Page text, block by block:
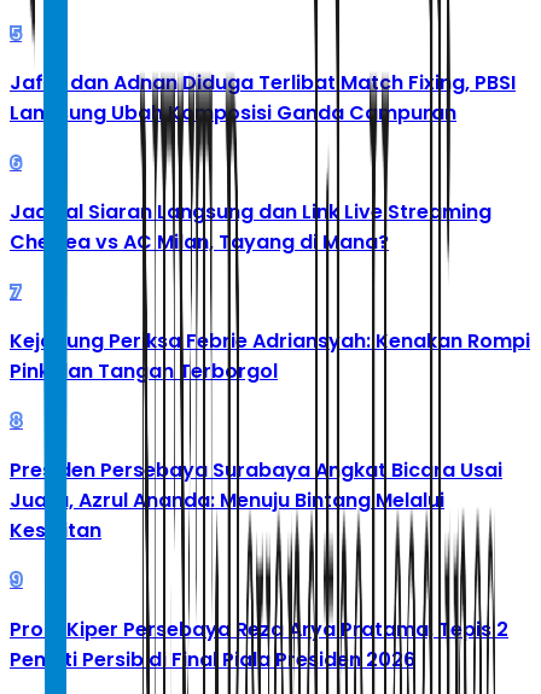
5
Jafar dan Adnan Diduga Terlibat Match Fixing, PBSI
Langsung Ubah Komposisi Ganda Campuran
6
Jadwal Siaran Langsung dan Link Live Streaming
Chelsea vs AC Milan, Tayang di Mana?
7
Kejagung Periksa Febrie Adriansyah: Kenakan Rompi
Pink dan Tangan Terborgol
8
Presiden Persebaya Surabaya Angkat Bicara Usai
Juara, Azrul Ananda: Menuju Bintang Melalui
Kesulitan
9
Profil Kiper Persebaya Reza Arya Pratama, Tepis 2
Penalti Persib di Final Piala Presiden 2026